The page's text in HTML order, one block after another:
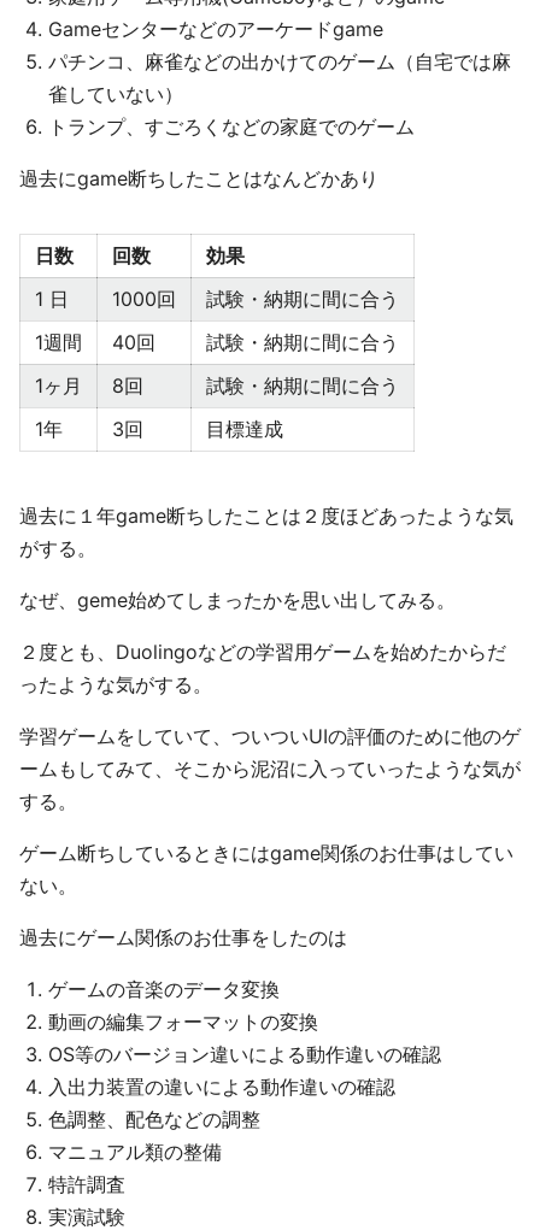
Gameセンターなどのアーケードgame
パチンコ、麻雀などの出かけてのゲーム（自宅では麻
雀していない）
トランプ、すごろくなどの家庭でのゲーム
過去にgame断ちしたことはなんどかあり
日数 回数
効果
1 日
1000回
試験・納期に間に合う
1週間
40回
試験・納期に間に合う
1ヶ月
8回
試験・納期に間に合う
1年
3回 目標達成
過去に１年game断ちしたことは２度ほどあったような気
がする。
なぜ、geme始めてしまったかを思い出してみる。
２度とも、Duolingoなどの学習用ゲームを始めたからだ
ったような気がする。
学習ゲームをしていて、ついついUIの評価のために他のゲ
ームもしてみて、そこから泥沼に入っていったような気が
する。
ゲーム断ちしているときにはgame関係のお仕事はしてい
ない。
過去にゲーム関係のお仕事をしたのは
ゲームの音楽のデータ変換
動画の編集フォーマットの変換
OS等のバージョン違いによる動作違いの確認
入出力装置の違いによる動作違いの確認
色調整、配色などの調整
マニュアル類の整備
特許調査
実演試験